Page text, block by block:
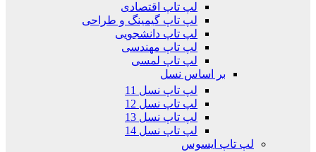
لپ تاپ اقتصادی
لپ تاپ گیمینگ و طراحی
لپ تاپ دانشجویی
لپ تاپ مهندسی
لپ تاپ لمسی
بر اساس نسل
لپ تاپ نسل 11
لپ تاپ نسل 12
لپ تاپ نسل 13
لپ تاپ نسل 14
لپ تاپ ایسوس